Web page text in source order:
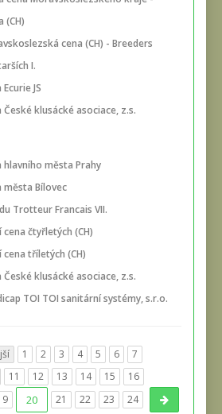
(CH)
cena (CH) - Breeders
I.
Ecurie JS
České klusácké asociace, z.s.
hlavního města Prahy
města Bílovec
Trotteur Francais VII.
cena čtyřletých (CH)
cena tříletých (CH)
České klusácké asociace, z.s.
TOI TOI sanitární systémy, s.r.o.
1 2 3 4 5 6
7
11 12 13 14 15
16
20 21 22 23
24